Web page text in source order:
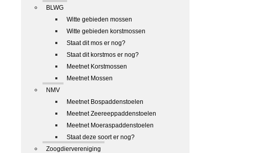
BLWG
Witte gebieden mossen
Witte gebieden korstmossen
Staat dit mos er nog?
Staat dit korstmos er nog?
Meetnet Korstmossen
Meetnet Mossen
NMV
Meetnet Bospaddenstoelen
Meetnet Zeereeppaddenstoelen
Meetnet Moeraspaddenstoelen
Staat deze soort er nog?
Zoogdiervereniging